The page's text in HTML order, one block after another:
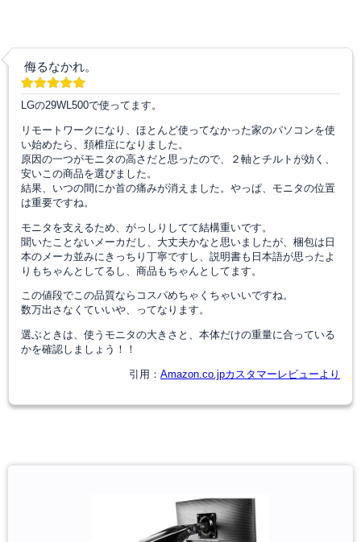
侮るなかれ。
LGの29WL500で使ってます。
リモートワークになり、ほとんど使ってなかった家のパソコンを使
い始めたら、頚椎症になりました。
原因の一つがモニタの高さだと思ったので、２軸とチルトが効く、
安いこの商品を選びました。
結果、いつの間にか首の痛みが消えました。やっぱ、モニタの位置
は重要ですね。
モニタを支えるため、がっしりしてて結構重いです。
聞いたことないメーカだし、大丈夫かなと思いましたが、梱包は日
本のメーカ並みにきっちり丁寧ですし、説明書も日本語が思ったよ
りもちゃんとしてるし、商品もちゃんとしてます。
この値段でこの品質ならコスパめちゃくちゃいいですね。
数万出さなくていいや、ってなります。
選ぶときは、使うモニタの大きさと、本体だけの重量に合っている
かを確認しましょう！！
引用： Amazon.co.jpカスタマーレビューより